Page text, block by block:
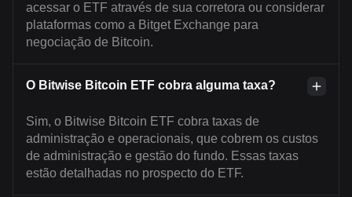
acessar o ETF através de sua corretora ou considerar
plataformas como a Bitget Exchange para
negociação de Bitcoin.
O Bitwise Bitcoin ETF cobra alguma taxa?
Sim, o Bitwise Bitcoin ETF cobra taxas de
administração e operacionais, que cobrem os custos
de administração e gestão do fundo. Essas taxas
estão detalhadas no prospecto do ETF.